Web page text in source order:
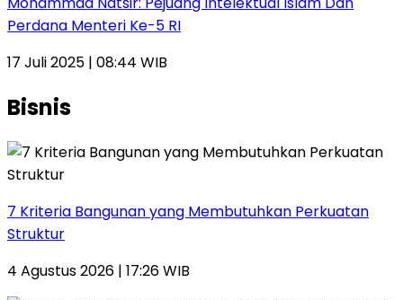
Perdana Menteri Ke-5 RI
17 Juli 2025 | 08:44 WIB
Bisnis
7 Kriteria Bangunan yang Membutuhkan Perkuatan
Struktur
4 Agustus 2026 | 17:26 WIB